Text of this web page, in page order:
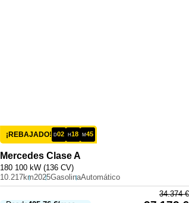
¡REBAJADO! D02 H18 M45
Mercedes Clase A
180 100 kW (136 CV)
10.217km2025GasolinaAutomático
34.374€